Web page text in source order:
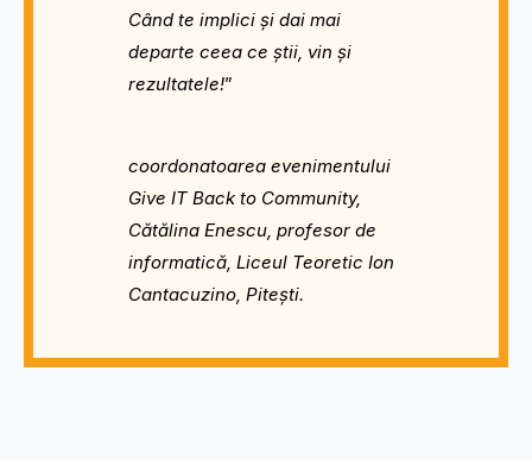
Când te implici și dai mai
departe ceea ce știi, vin și
rezultatele!”
coordonatoarea evenimentului
Give IT Back to Community,
Cătălina Enescu, profesor de
informatică, Liceul Teoretic Ion
Cantacuzino, Pitești.